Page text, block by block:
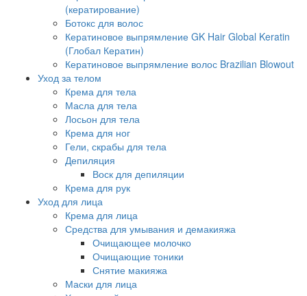
(кератирование)
Ботокс для волос
Кератиновое выпрямление GK Hair Global Keratin
(Глобал Кератин)
Кератиновое выпрямление волос Brazilian Blowout
Уход за телом
Крема для тела
Масла для тела
Лосьон для тела
Крема для ног
Гели, скрабы для тела
Депиляция
Воск для депиляции
Крема для рук
Уход для лица
Крема для лица
Средства для умывания и демакияжа
Очищающее молочко
Очищающие тоники
Снятие макияжа
Маски для лица